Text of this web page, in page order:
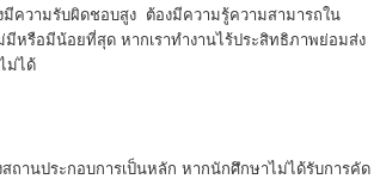
ความรับผิดชอบสูง ต้องมีความรู้ความสามารถใน
หรือมีน้อยที่สุด หากเราทำงานไร้ประสิทธิภาพย่อมส่ง
ม่ได้
ถานประกอบการเป็นหลัก หากนักศึกษาไม่ได้รับการคัด